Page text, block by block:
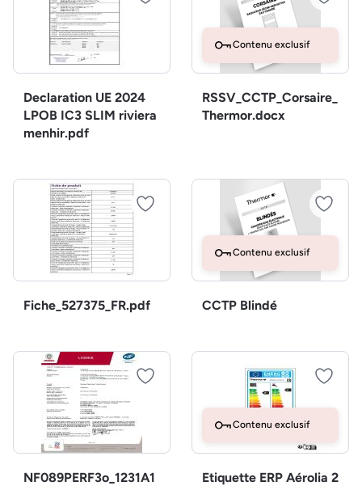
Declaration UE 2024
LPOB IC3 SLIM riviera
menhir.pdf
Contenu exclusif
RSSV_CCTP_Corsaire_
Thermor.docx
Fiche_527375_FR.pdf
Contenu exclusif
CCTP Blindé
NF089PERF3o_1231A1
Contenu exclusif
Etiquette ERP Aérolia 2